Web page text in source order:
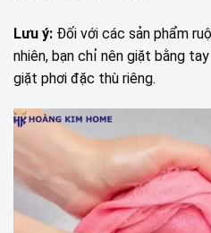
Lưu ý: Đối với các sản phẩm
nhiên, bạn chỉ nên giặt bằng
giặt phơi đặc thù riêng.